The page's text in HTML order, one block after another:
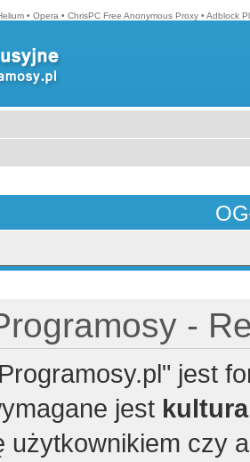
• Opera • ChrisPC Free Anonymous Proxy • Adblock
-
jest
jest
użytkownikiem czy